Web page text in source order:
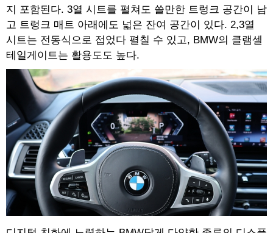
지 포함된다. 3열 시트를 펼쳐도 쓸만한 트렁크 공간이 남
고 트렁크 매트 아래에도 넓은 잔여 공간이 있다. 2,3열
시트는 전동식으로 접었다 펼칠 수 있고, BMW의 클램셀
테일게이트는 활용도도 높다.